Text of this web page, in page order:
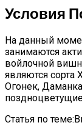
Условия
На данный
занимаются
войлочной
являются сорта
Огонек,
Статья по